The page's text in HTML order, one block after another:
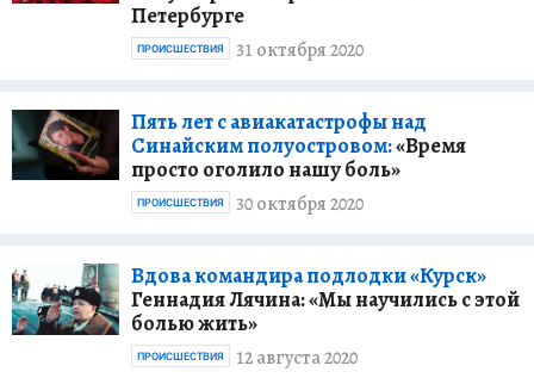
Петербурге
31 октября 2020
ПРОИСШЕСТВИЯ
Пять лет с авиакатастрофы над
Синайским полуостровом:«Время
просто оголило нашу боль»
30 октября 2020
ПРОИСШЕСТВИЯ
Вдова командира подлодки «Курск»
Геннадия Лячина: «Мы научились с этой
болью жить»
12 августа 2020
ПРОИСШЕСТВИЯ